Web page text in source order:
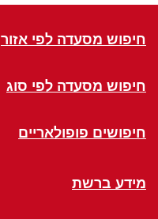
חיפוש מסעדה לפי אזור
חיפוש מסעדה לפי סוג
חיפושים פופולאריים
מידע ברשת